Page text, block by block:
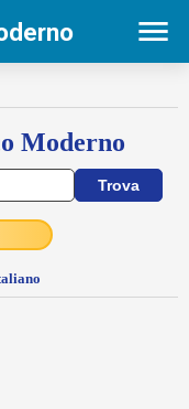
Moderno